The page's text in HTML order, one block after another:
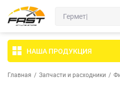
НАША ПРОДУКЦИЯ
Главная / Запчасти и расходники /